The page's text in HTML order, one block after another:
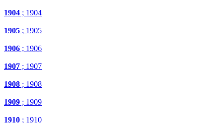
1904 ; 1904
1905 ; 1905
1906 ; 1906
1907 ; 1907
1908 ; 1908
1909 ; 1909
1910 ; 1910